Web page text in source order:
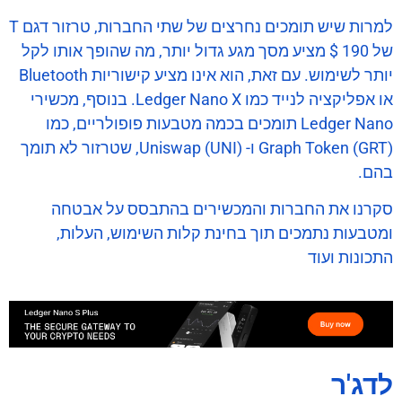
למרות שיש תומכים נחרצים של שתי החברות, טרזור ​​דגם T
של 190 $ מציע מסך מגע גדול יותר, מה שהופך אותו לקל
יותר לשימוש. עם זאת, הוא אינו מציע קישוריות Bluetooth
או אפליקציה לנייד כמו Ledger Nano X. בנוסף, מכשירי
Ledger Nano תומכים בכמה מטבעות פופולריים, כמו
Graph Token (GRT) ו- Uniswap (UNI), שטרזור ​​לא תומך
בהם.
סקרנו את החברות והמכשירים בהתבסס על אבטחה
ומטבעות נתמכים תוך בחינת קלות השימוש, העלות,
התכונות ועוד
לדג'ר